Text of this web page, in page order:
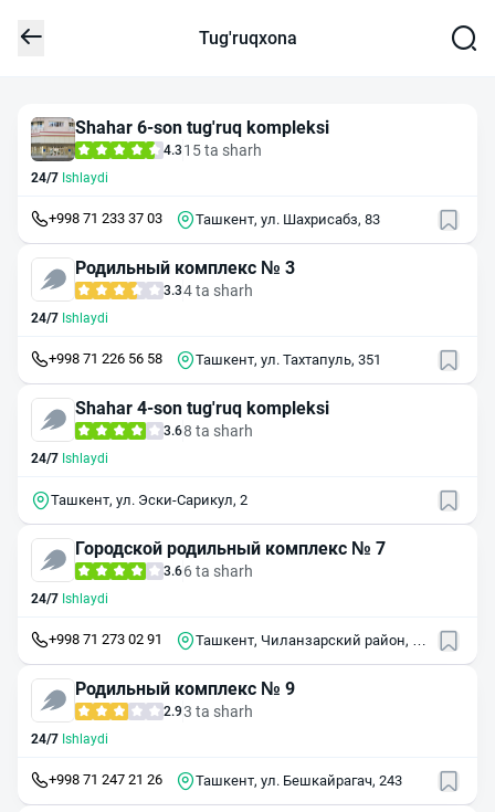
Tug'ruqxona
Shahar 6-son tug'ruq kompleksi
4.3 15 ta sharh
24/7 Ishlaydi
+998 71 233 37 03 Ташкент, ул. Шахрисабз, 83
Родильный комплекс № 3
3.34 ta sharh
24/7 Ishlaydi
+998 71 226 56 58 Ташкент, ул. Тахтапуль, 351
Shahar 4-son tug'ruq kompleksi
3.68 ta sharh
24/7 Ishlaydi
Ташкент, ул. Эски-Сарикул, 2
Городской родильный комплекс № 7
3.66 ta sharh
24/7 Ishlaydi
+998 71 273 02 91
Ташкент, Чиланзарский район, 1-
Родильный комплекс № 9
2.93 ta sharh
24/7 Ishlaydi
+998 71 247 21 26 Ташкент, ул. Бешкайрагач, 243